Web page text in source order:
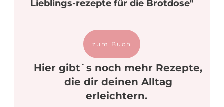
Lieblings-rezepte für die Brotdose"
zum Buch
Hier gibt`s noch mehr Rezepte,
die dir deinen Alltag
erleichtern.